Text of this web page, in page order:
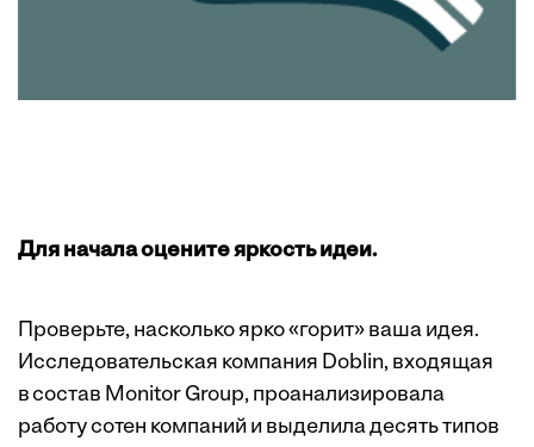
Для начала оцените яркость идеи.
Проверьте, насколько ярко «горит» ваша идея.
Исследовательская компания Doblin, входящая
в состав Monitor Group, проанализировала
работу сотен компаний и выделила десять типов